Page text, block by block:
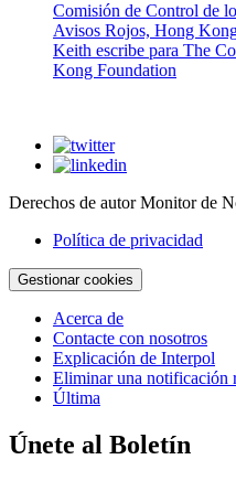
Comisión de Control de
Avisos Rojos, Hong
Keith escribe para The
Kong Foundation
Derechos de autor Monitor de
Política de privacidad
Gestionar cookies
Acerca de
Contacte con nosotros
Explicación de Interpol
Eliminar una notificación
Última
Únete al Boletín